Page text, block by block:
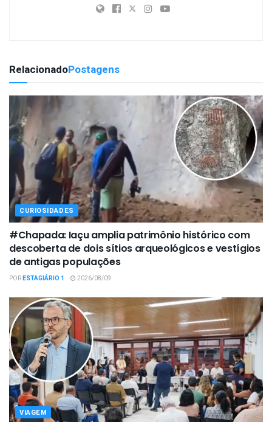
RelacionadoPostagens
CURIOSIDADES
#Chapada: Iaçu amplia patrimônio histórico com
descoberta de dois sítios arqueológicos e vestígios
de antigas populações
PORESTAGIÁRIO 1 2026/08/09
VIAGEM